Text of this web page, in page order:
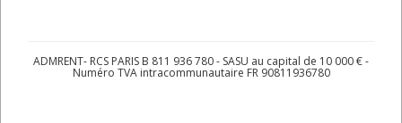
ADMRENT- RCS PARIS B 811 936 780 - SASU au capital de 10 000 € -
Numéro TVA intracommunautaire FR 90811936780